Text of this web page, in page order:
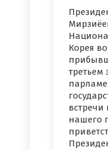
Корея
третьем
встречи
нашего